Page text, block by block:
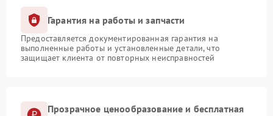
Гарантия на работы и запчасти
Предоставляется документированная гарантия на
выполненные работы и установленные детали, что
защищает клиента от повторных неисправностей
Прозрачное ценообразование и бесплатная